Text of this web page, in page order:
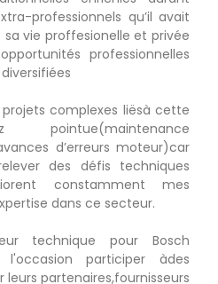
professionnels qu’il avait
vie proffesionelle et privée
professionnelles
complexes liësà cette
pointue(maintenance
d’erreurs moteur)car
des défis techniques
constamment mes
dans ce secteur.
technique pour Bosch
l'occasion participer àdes
leurs partenaires,fournisseurs